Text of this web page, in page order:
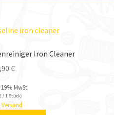
Iron Cleaner
€
MwSt.
/ 1 Stück)
Versand